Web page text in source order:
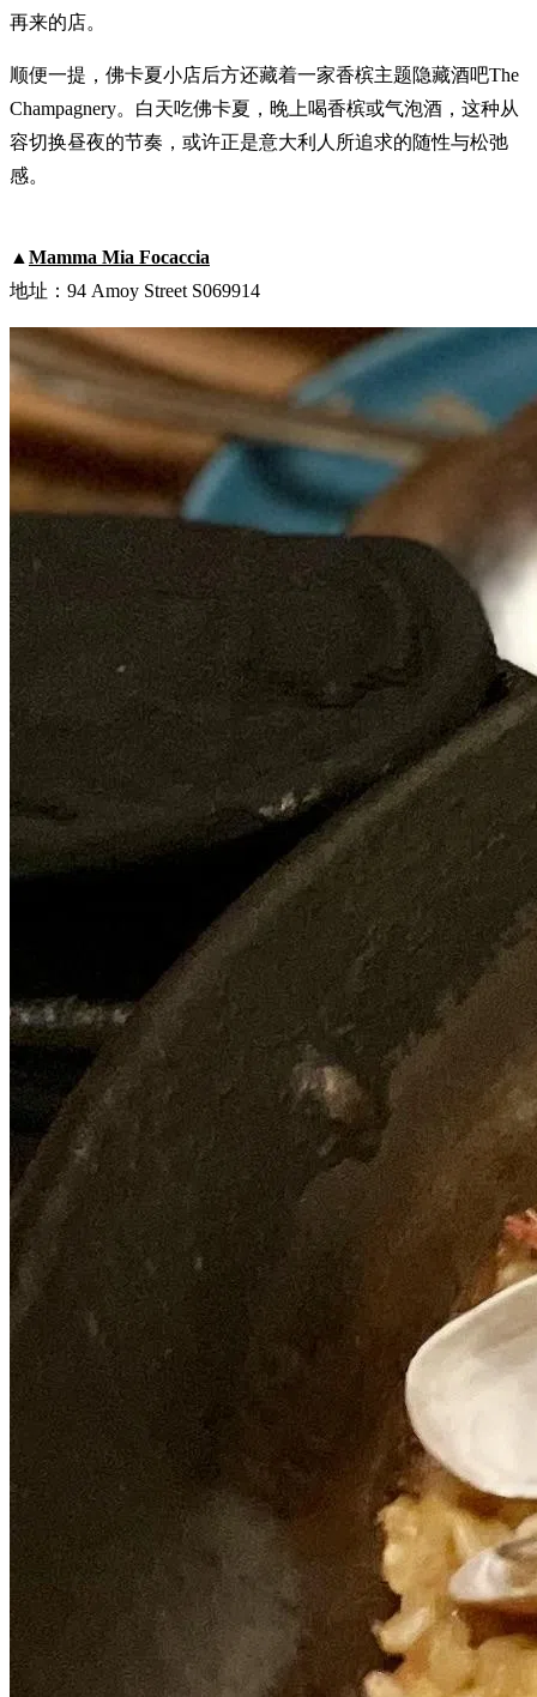
再来的店。
顺便一提，佛卡夏小店后方还藏着一家香槟主题隐藏酒吧The
Champagnery。白天吃佛卡夏，晚上喝香槟或气泡酒，这种从
容切换昼夜的节奏，或许正是意大利人所追求的随性与松弛
感。
▲ Mamma Mia Focaccia
地址：94 Amoy Street S069914